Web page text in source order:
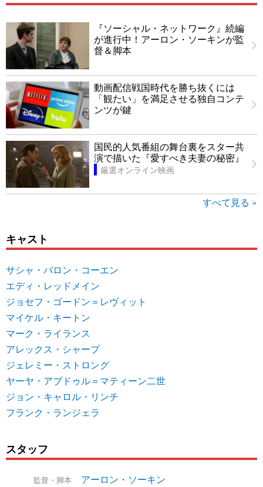
『ソーシャル・ネットワーク』続編
が進行中！アーロン・ソーキンが監
督＆脚本
動画配信戦国時代を勝ち抜くには
「観たい」を満足させる独自コンテ
ンツが鍵
国民的人気番組の舞台裏をスター共
演で描いた『愛すべき夫妻の秘密』
厳選オンライン映画
すべて見る »
キャスト
サシャ・バロン・コーエン
エディ・レッドメイン
ジョセフ・ゴードン＝レヴィット
マイケル・キートン
マーク・ライランス
アレックス・シャープ
ジェレミー・ストロング
ヤーヤ・アブドゥル＝マティーン二世
ジョン・キャロル・リンチ
フランク・ランジェラ
スタッフ
監督・脚本 アーロン・ソーキン